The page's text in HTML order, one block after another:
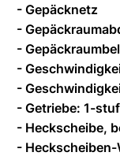
- Gepäcknetz
-
-
-
-
- Getriebe: 1-
- Heckscheibe,
-